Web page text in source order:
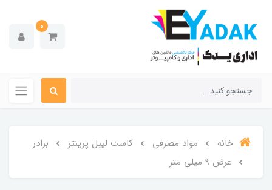
0
خانه مواد مصرفی کاست لیبل پرینتر
برادر
عرض 9 میلی متر